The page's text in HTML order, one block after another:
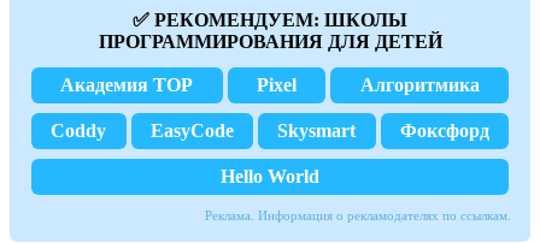
✅ РЕКОМЕНДУЕМ: ШКОЛЫ
ПРОГРАММИРОВАНИЯ ДЛЯ ДЕТЕЙ
Академия TOP Pixel Алгоритмика
Coddy EasyCode Skysmart Фоксфорд
Hello World
Реклама. Информация о рекламодателях по ссылкам.